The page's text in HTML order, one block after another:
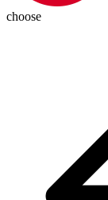
choose